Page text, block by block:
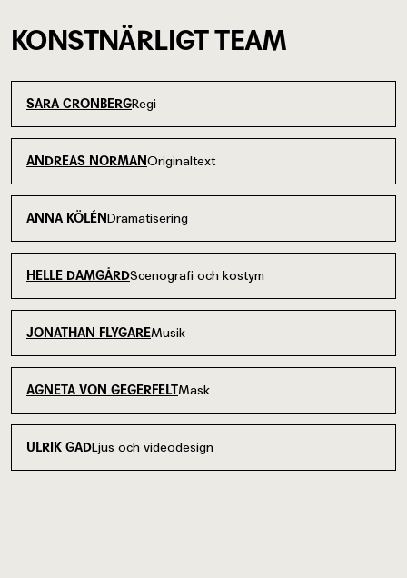
KONSTNÄRLIGT TEAM
SARA CRONBERGRegi
ANDREAS NORMANOriginaltext
ANNA KÖLÉNDramatisering
HELLE DAMGÅRDScenografi och kostym
JONATHAN FLYGAREMusik
AGNETA VON GEGERFELTMask
ULRIK GADLjus och videodesign